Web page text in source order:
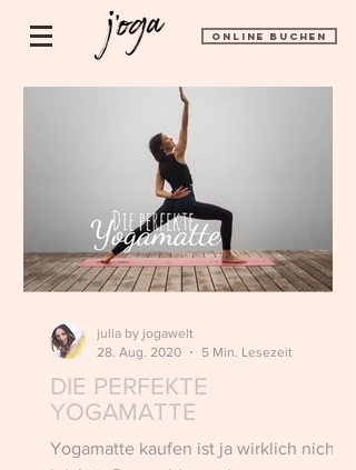
ONLINE BUCHEN
DIE PERFEKTE
YOGAMATTE
Yogamatte kaufen ist ja wirklich nicht
julia by jogawelt
28. Aug. 2020
5 Min. Lesezeit